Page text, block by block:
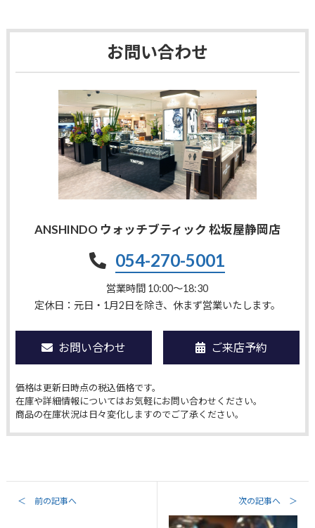
お問い合わせ
ANSHINDO ウォッチブティック 松坂屋静岡店
054-270-5001
営業時間 10:00〜18:30
定休日：元日・1月2日を除き、休まず営業いたします。
お問い合わせ ご来店予約
価格は更新日時点の税込価格です。
在庫や詳細情報についてはお気軽にお問い合わせください。
商品の在庫状況は日々変化しますのでご了承ください。
＜ 前の記事へ 次の記事へ ＞